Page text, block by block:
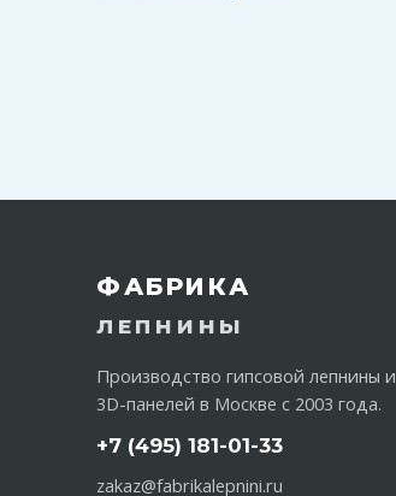
ФАБРИКА
ЛЕПНИНЫ
Производство гипсовой лепнины и
3D-панелей в Москве с 2003 года.
+7 (495) 181-01-33
zakaz@fabrikalepnini.ru